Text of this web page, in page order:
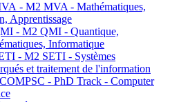
- M2 MVA - Mathématiques,
Apprentissage
- M2 QMI - Quantique,
Informatique
- M2 SETI - Systèmes
et traitement de l'information
- PhD Track - Computer